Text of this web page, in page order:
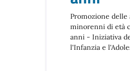
Promozione
minorenni di età
anni - Iniziativa
l'Infanzia e